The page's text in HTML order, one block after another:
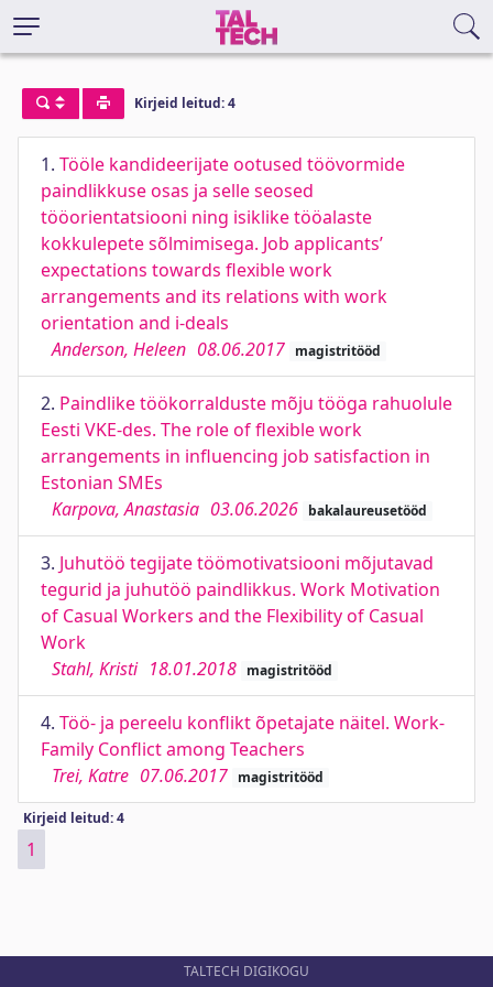
Kirjeid leitud: 4
1. Tööle kandideerijate ootused töövormide
paindlikkuse osas ja selle seosed
tööorientatsiooni ning isiklike tööalaste
kokkulepete sõlmimisega. Job applicants’
expectations towards flexible work
arrangements and its relations with work
orientation and i-deals
Anderson, Heleen 08.06.2017 magistritööd
2. Paindlike töökorralduste mõju tööga rahuolule
Eesti VKE-des. The role of flexible work
arrangements in influencing job satisfaction in
Estonian SMEs
Karpova, Anastasia 03.06.2026 bakalaureusetööd
3. Juhutöö tegijate töömotivatsiooni mõjutavad
tegurid ja juhutöö paindlikkus. Work Motivation
of Casual Workers and the Flexibility of Casual
Work
Stahl, Kristi 18.01.2018 magistritööd
4. Töö- ja pereelu konflikt õpetajate näitel. Work-
Family Conflict among Teachers
Trei, Katre 07.06.2017 magistritööd
Kirjeid leitud: 4
1
TALTECH DIGIKOGU